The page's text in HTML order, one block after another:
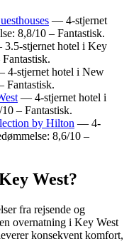
— 4-stjernet
8,8/10 – Fantastisk.
stjernet hotel i Key
4-stjernet hotel i New
Fantastisk.
— 4-stjernet hotel i
– Fantastisk.
by Hilton — 4-
8,6/10 –
West?
fra rejsende og
overnatning i Key West
konsekvent komfort,